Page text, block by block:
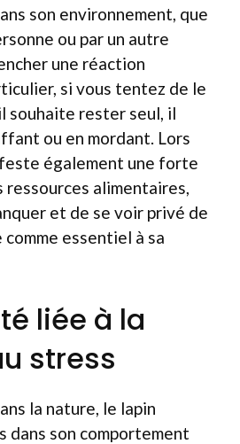
son environnement, que
ou par un autre
une réaction
si vous tentez de le
souhaite rester seul, il
ou en mordant. Lors
également une forte
alimentaires,
et de se voir privé de
comme essentiel à sa
liée à la
stress
la nature, le lapin
dans son comportement